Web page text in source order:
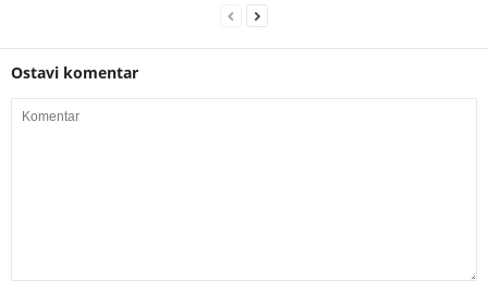
Ostavi komentar